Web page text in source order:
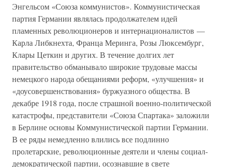
Энгельсом «Союза коммунистов». Коммунистическая
партия Германии являлась продолжателем идей
пламенных революционеров и интернационалистов —
Карла Либкнехта, Франца Меринга, Розы Люксембург,
Клары Цеткин и других. В течение долгих лет
правительство обманывало широкие трудовые массы
немецкого народа обещаниями реформ, «улучшения» и
«доусовершенствования» буржуазного общества. В
декабре 1918 года, после страшной военно-политической
катастрофы, представители «Союза Спартака» заложили
в Берлине основы Коммунистической партии Германии.
В ее ряды немедленно влились все подлинно
пролетарские, революционные деятели и члены социал-
демократической партии, осознавшие в свете